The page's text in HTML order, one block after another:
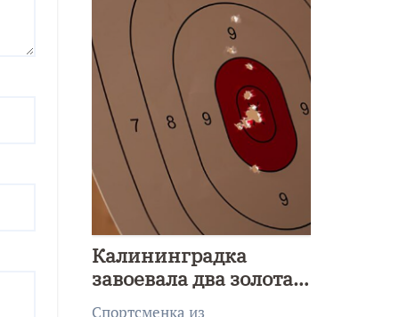
Калининградка
завоевала два золота
первенства Азии по
Спортсменка из